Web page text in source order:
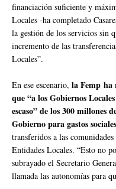
financiación suficiente y
Locales -ha completado
la gestión de los servicios sin
incremento de las
Locales”.
En ese escenario, la Femp ha
que “a los Gobiernos
escaso” de los 300 millones
Gobierno para gastos
transferidos a las
Entidades Locales. “Esto no
subrayado el Secretario
llamada las autonomías para